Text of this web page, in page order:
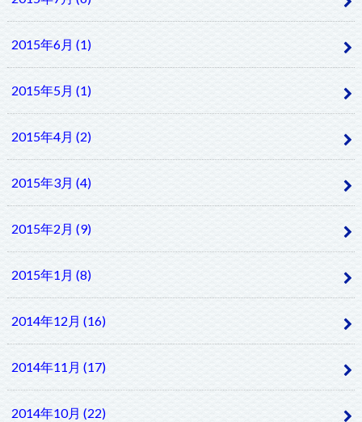
2015年6月 (1)
2015年5月 (1)
2015年4月 (2)
2015年3月 (4)
2015年2月 (9)
2015年1月 (8)
2014年12月 (16)
2014年11月 (17)
2014年10月 (22)